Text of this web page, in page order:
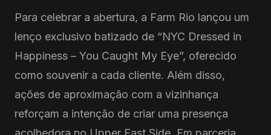
Para celebrar a abertura, a Farm Rio lançou um
lenço exclusivo batizado de “NYC Dressed in
Happiness – You Caught My Eye”, oferecido
como souvenir a cada cliente. Além disso,
ações de aproximação com a vizinhança
reforçam a intenção de criar uma presença